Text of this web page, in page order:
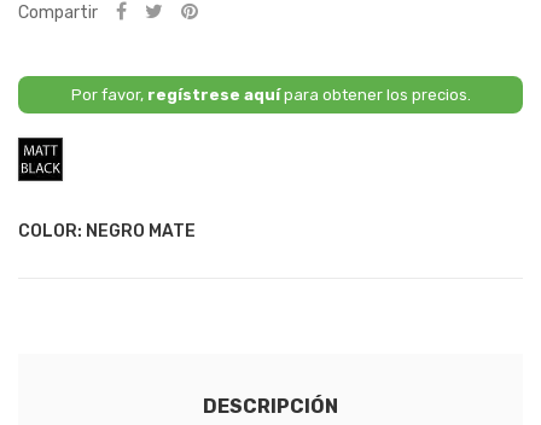
Compartir
Por favor, regístrese aquípara obtener los precios.
COLOR: NEGRO MATE
DESCRIPCIÓN